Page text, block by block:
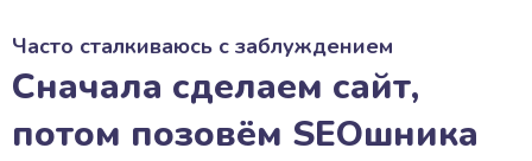
Часто сталкиваюсь с заблуждением
Сначала сделаем сайт,
потом позовём SEOшника